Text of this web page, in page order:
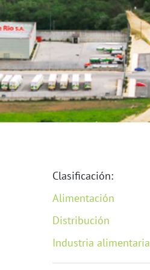
Clasificación:
Alimentación
Distribución
Industria alimentaria